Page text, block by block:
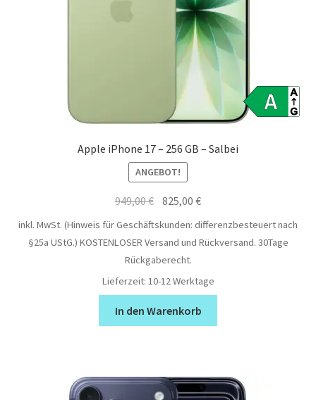
Apple iPhone 17 – 256 GB – Salbei
ANGEBOT!
949,00€ Ursprünglicher
Preis
949,00 €
825,00€Aktueller
Preis
ist:
inkl. MwSt. (Hinweis für Geschäftskunden: differenzbesteuert nach
§25a UStG.) KOSTENLOSER Versand und Rückversand. 30Tage
Rückgaberecht.
Lieferzeit: 10-12 Werktage
In den Warenkorb